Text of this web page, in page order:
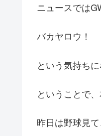
ニュースでは
バカヤロウ！
という気持ちに
ということで
昨日は野球見